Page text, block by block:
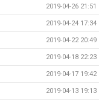
2019-04-26 21:51
2019-04-24 17:34
2019-04-22 20:49
2019-04-18 22:23
2019-04-17 19:42
2019-04-13 19:13